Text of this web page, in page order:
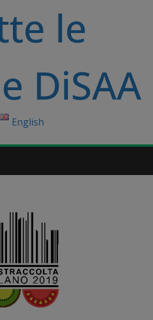
le
DiSAA
English